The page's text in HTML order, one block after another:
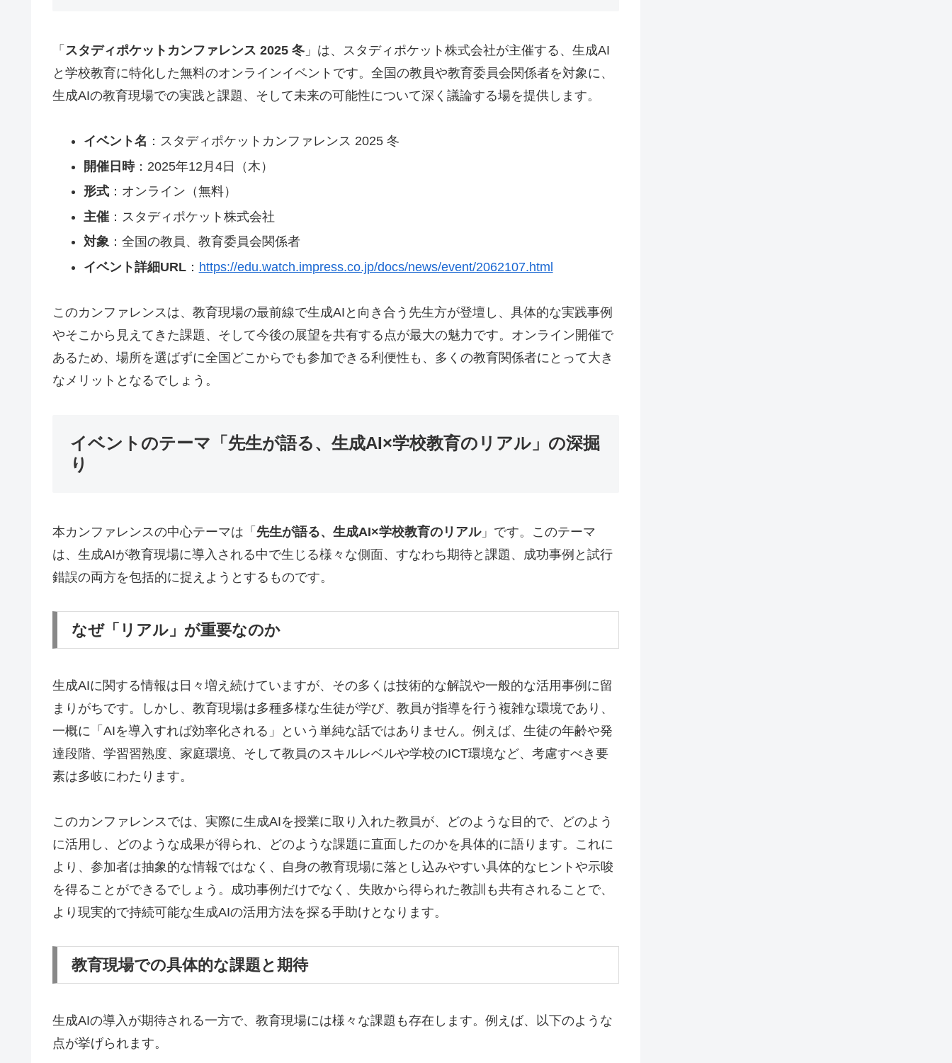
「 スタディポケットカンファレンス 2025 冬 」は、スタディポケット株式会社が主催する、生成AI
と学校教育に特化した無料のオンラインイベントです。全国の教員や教育委員会関係者を対象に、
生成AIの教育現場での実践と課題、そして未来の可能性について深く議論する場を提供します。
イベント名 ：スタディポケットカンファレンス 2025 冬
開催日時：2025年12月4日（木）
形式：オンライン（無料）
主催：スタディポケット株式会社
対象：全国の教員、教育委員会関係者
イベント詳細URL： https://edu.watch.impress.co.jp/docs/news/event/2062107.html
このカンファレンスは、教育現場の最前線で生成AIと向き合う先生方が登壇し、具体的な実践事例
やそこから見えてきた課題、そして今後の展望を共有する点が最大の魅力です。オンライン開催で
あるため、場所を選ばずに全国どこからでも参加できる利便性も、多くの教育関係者にとって大き
なメリットとなるでしょう。
イベントのテーマ「先生が語る、生成AI×学校教育のリアル」の深掘
り
本カンファレンスの中心テーマは「 先生が語る、生成AI×学校教育のリアル」です。このテーマ
は、生成AIが教育現場に導入される中で生じる様々な側面、すなわち期待と課題、成功事例と試行
錯誤の両方を包括的に捉えようとするものです。
なぜ「リアル」が重要なのか
生成AIに関する情報は日々増え続けていますが、その多くは技術的な解説や一般的な活用事例に留
まりがちです。しかし、教育現場は多種多様な生徒が学び、教員が指導を行う複雑な環境であり、
一概に「AIを導入すれば効率化される」という単純な話ではありません。例えば、生徒の年齢や発
達段階、学習習熟度、家庭環境、そして教員のスキルレベルや学校のICT環境など、考慮すべき要
素は多岐にわたります。
このカンファレンスでは、実際に生成AIを授業に取り入れた教員が、どのような目的で、どのよう
に活用し、どのような成果が得られ、どのような課題に直面したのかを具体的に語ります。これに
より、参加者は抽象的な情報ではなく、自身の教育現場に落とし込みやすい具体的なヒントや示唆
を得ることができるでしょう。成功事例だけでなく、失敗から得られた教訓も共有されることで、
より現実的で持続可能な生成AIの活用方法を探る手助けとなります。
教育現場での具体的な課題と期待
生成AIの導入が期待される一方で、教育現場には様々な課題も存在します。例えば、以下のような
点が挙げられます。